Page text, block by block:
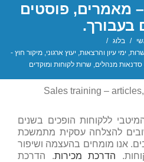
מאמרים, פוסטים
בעבורך.
/ בלוג
/
, ימי עיון והרצאות, יעוץ ארגוני, מיקור חוץ -
סדנאות מנהלים,שרות לקוחות ומוקדים
ללקוחות הופכים בשנים
להצלחה עסקית מתמשכת
אנו מומחים בהעצמה ושיפור
הדרכת מכירות. הדרכת